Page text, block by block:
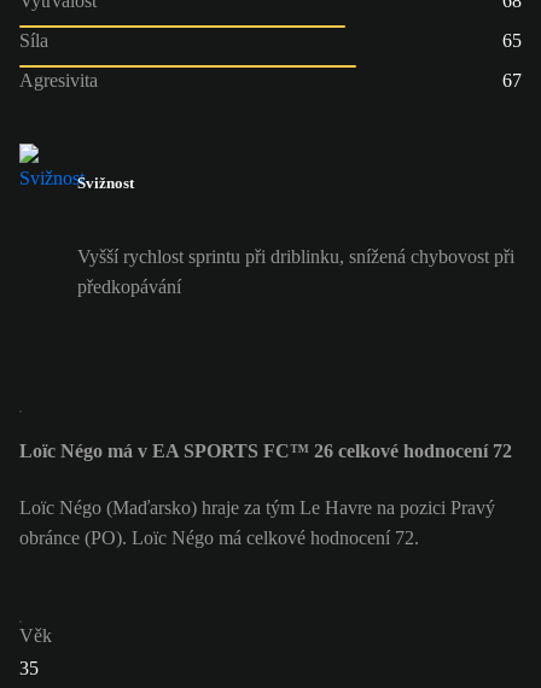
Síla
65
Agresivita
67
Svižnost
Vyšší rychlost sprintu při driblinku, snížená chybovost při
předkopávání
Loïc Négo má v EA SPORTS FC™ 26 celkové hodnocení 72
Loïc Négo (Maďarsko) hraje za tým Le Havre na pozici Pravý
obránce (PO). Loïc Négo má celkové hodnocení 72.
Věk
35